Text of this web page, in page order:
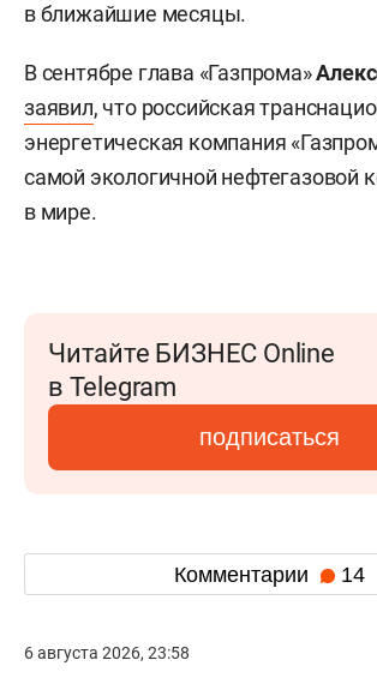
в ближайшие месяцы.
В сентябре глава «Газпрома»
заявил, что российская
энергетическая компания
самой экологичной нефтегазовой
в мире.
Читайте БИЗНЕС Online
в Telegram
подписаться
Комментарии 14
6 августа 2026, 23:58